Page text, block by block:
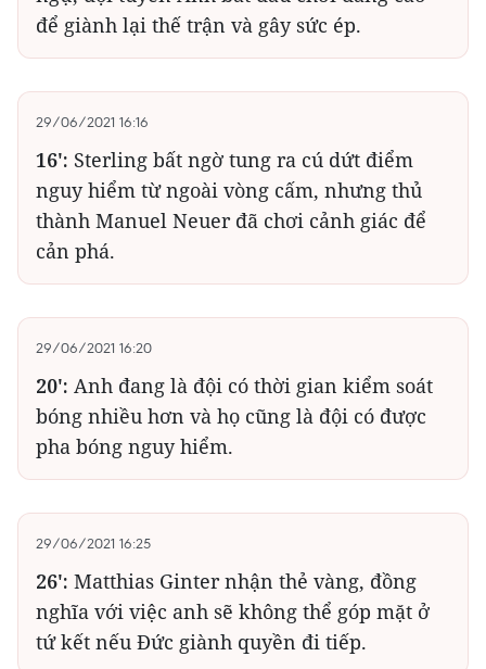
để giành lại thế trận và gây sức ép.
29/06/2021 16:16
16': Sterling bất ngờ tung ra cú dứt điểm
nguy hiểm từ ngoài vòng cấm, nhưng thủ
thành Manuel Neuer đã chơi cảnh giác để
cản phá.
29/06/2021 16:20
20': Anh đang là đội có thời gian kiểm soát
bóng nhiều hơn và họ cũng là đội có được
pha bóng nguy hiểm.
29/06/2021 16:25
26': Matthias Ginter nhận thẻ vàng, đồng
nghĩa với việc anh sẽ không thể góp mặt ở
tứ kết nếu Đức giành quyền đi tiếp.